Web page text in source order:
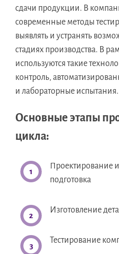
сдачи продукции. В
современные методы
выявлять и устранять
стадиях производства. В
используются такие
контроль,
и лабораторные испытания.
Основные этапы
цикла:
Проектирование
подготовка
Изготовление
Тестирование